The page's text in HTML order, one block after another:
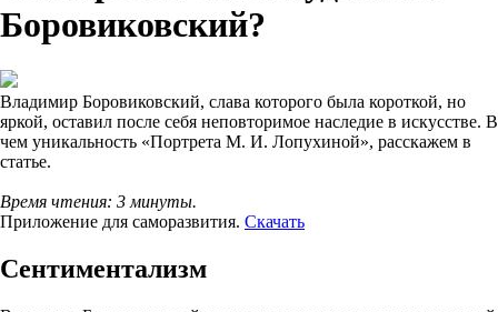
Боровиковский?
Владимир Боровиковский, слава которого была короткой, но
яркой, оставил после себя неповторимое наследие в искусстве. В
чем уникальность «Портрета М. И. Лопухиной», расскажем в
статье.
Время чтения: 3 минуты.
Приложение для саморазвития. Скачать
Сентиментализм